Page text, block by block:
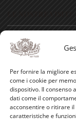
Per fornire la migliore
come i cookie per
dispositivo. Il consenso
dati come il
acconsentire o ritirare
caratteristiche e